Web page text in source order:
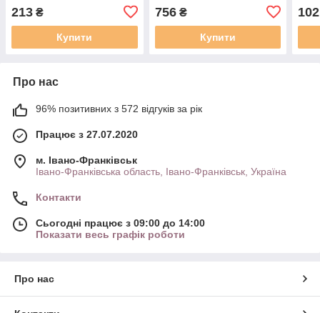
213 ₴
Купити
756₴
Купити
102
Про нас
96% позитивних з 572 відгуків за рік
Працює з 27.07.2020
м. Івано-Франківськ
Івано-Франківська область, Івано-Франківськ, Україна
Контакти
Сьогодні працює з 09:00 до 14:00
Показати весь графік роботи
Про нас